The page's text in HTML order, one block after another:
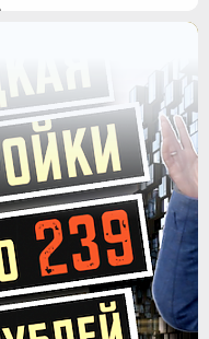
92,1-114,3 м2
"Monodom")